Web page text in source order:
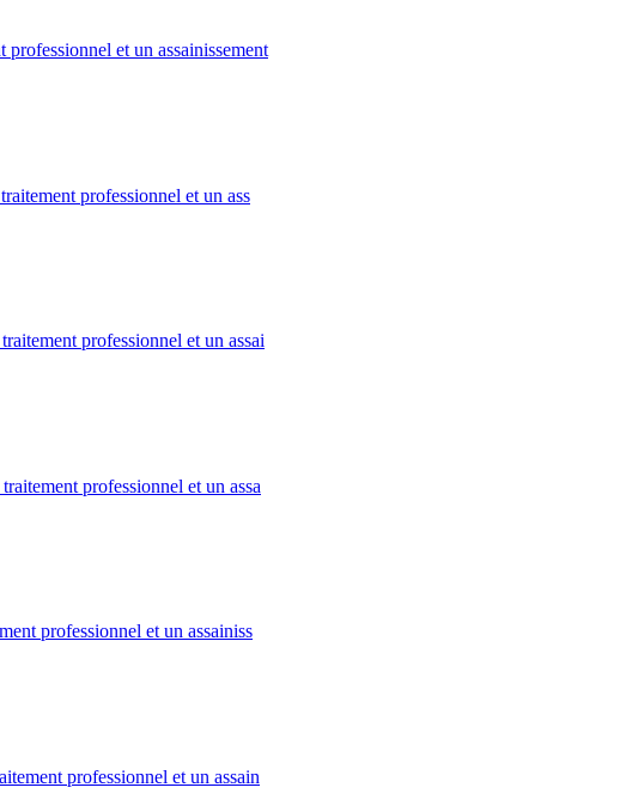
et un assainissement
professionnel et un ass
professionnel et un assai
professionnel et un assa
professionnel et un assainiss
professionnel et un assain